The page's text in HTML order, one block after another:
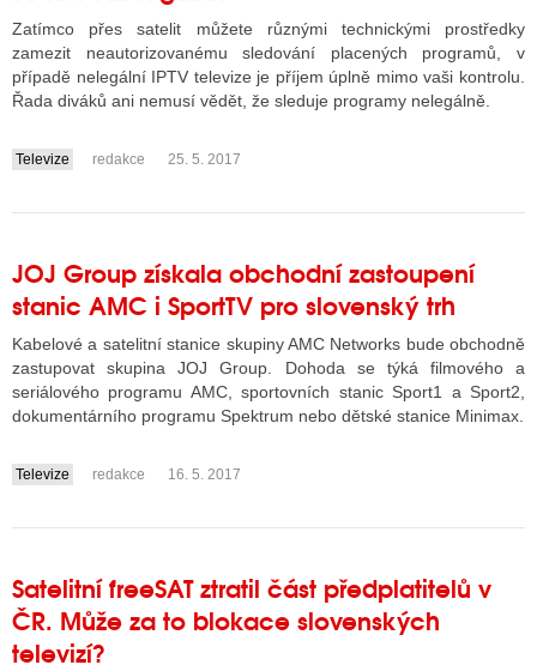
Zatímco přes satelit můžete různými technickými prostředky
zamezit neautorizovanému sledování placených programů, v
případě nelegální IPTV televize je příjem úplně mimo vaši kontrolu.
Řada diváků ani nemusí vědět, že sleduje programy nelegálně.
....
Televize redakce 25. 5. 2017
JOJ Group získala obchodní zastoupení
stanic AMC i SportTV pro slovenský trh
Kabelové a satelitní stanice skupiny AMC Networks bude obchodně
zastupovat skupina JOJ Group. Dohoda se týká filmového a
seriálového programu AMC, sportovních stanic Sport1 a Sport2,
dokumentárního programu Spektrum nebo dětské stanice Minimax.
....
Televize redakce 16. 5. 2017
Satelitní freeSAT ztratil část předplatitelů v
ČR. Může za to blokace slovenských
televizí?